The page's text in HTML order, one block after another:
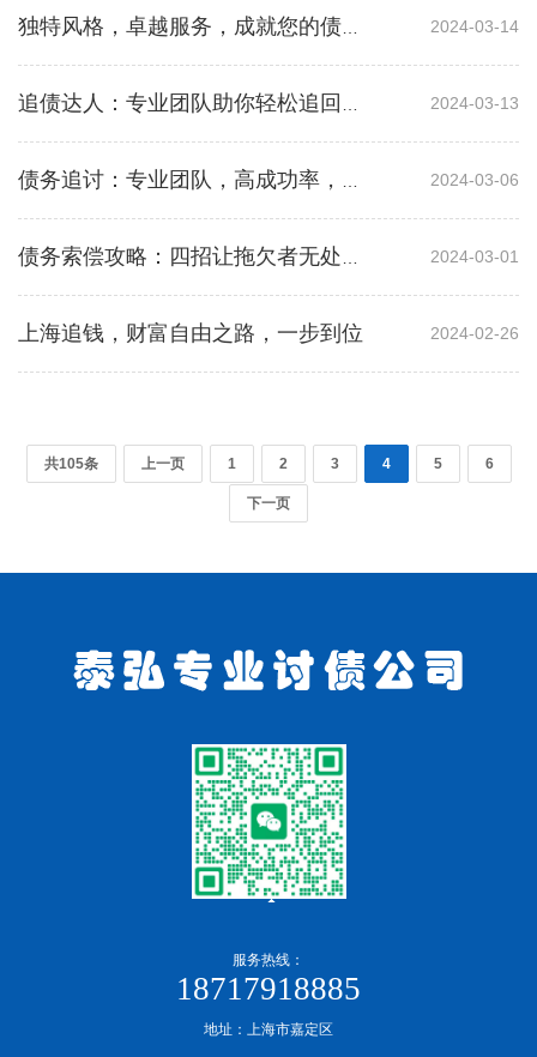
2024-03-14
2024-03-13
2024-03-06
2024-03-01
上海追钱，财富自由之路，一步到位 2024-02-26
共105条 上一页 1 2 3 4 5 6
下一页
服务热线：
18717918885
地址：上海市嘉定区